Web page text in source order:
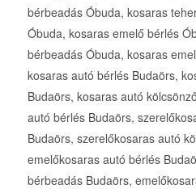
bérbeadás Óbuda, kosaras
Óbuda, kosaras emelő bérlés
bérbeadás Óbuda, kosaras
kosaras autó bérlés Budaörs,
Budaörs, kosaras autó
autó bérlés Budaörs,
Budaörs, szerelőkosaras autó
emelőkosaras autó bérlés
bérbeadás Budaörs,